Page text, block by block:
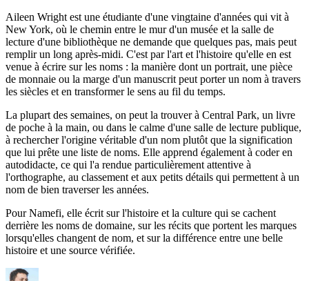
Aileen Wright est une étudiante d'une vingtaine d'années qui vit à
New York, où le chemin entre le mur d'un musée et la salle de
lecture d'une bibliothèque ne demande que quelques pas, mais peut
remplir un long après-midi. C'est par l'art et l'histoire qu'elle en est
venue à écrire sur les noms : la manière dont un portrait, une pièce
de monnaie ou la marge d'un manuscrit peut porter un nom à travers
les siècles et en transformer le sens au fil du temps.
La plupart des semaines, on peut la trouver à Central Park, un livre
de poche à la main, ou dans le calme d'une salle de lecture publique,
à rechercher l'origine véritable d'un nom plutôt que la signification
que lui prête une liste de noms. Elle apprend également à coder en
autodidacte, ce qui l'a rendue particulièrement attentive à
l'orthographe, au classement et aux petits détails qui permettent à un
nom de bien traverser les années.
Pour Namefi, elle écrit sur l'histoire et la culture qui se cachent
derrière les noms de domaine, sur les récits que portent les marques
lorsqu'elles changent de nom, et sur la différence entre une belle
histoire et une source vérifiée.